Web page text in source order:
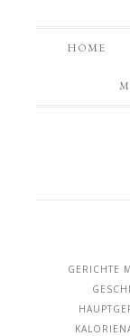
HOME
GERICHTE